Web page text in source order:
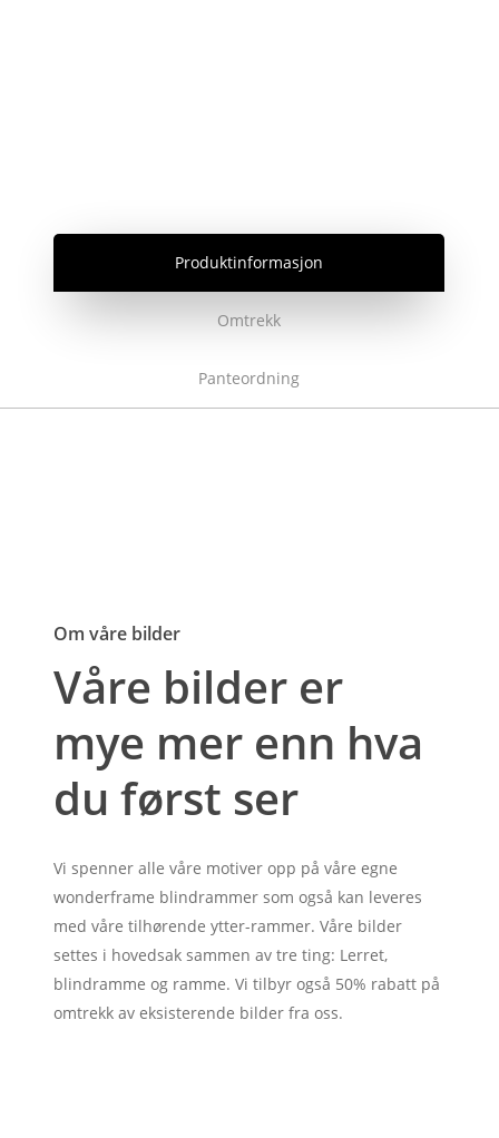
Produktinformasjon
Omtrekk
Panteordning
Om våre bilder
Våre bilder er
mye mer enn hva
du først ser
Vi spenner alle våre motiver opp på våre egne
wonderframe blindrammer som også kan leveres
med våre tilhørende ytter-rammer. Våre bilder
settes i hovedsak sammen av tre ting: Lerret,
blindramme og ramme. Vi tilbyr også 50% rabatt på
omtrekk av eksisterende bilder fra oss.